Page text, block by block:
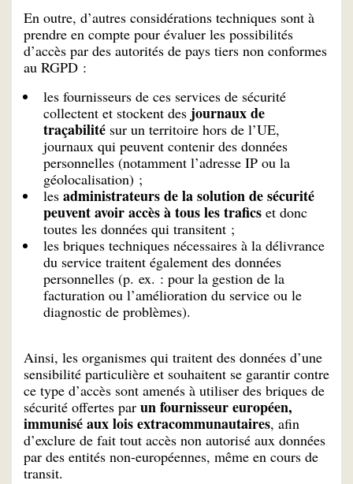
En outre, d’autres considérations techniques sont à
prendre en compte pour évaluer les possibilités
d’accès par des autorités de pays tiers non conformes
au RGPD :
les fournisseurs de ces services de sécurité
collectent et stockent des journaux de
traçabilité sur un territoire hors de l’UE,
journaux qui peuvent contenir des données
personnelles (notamment l’adresse IP ou la
géolocalisation) ;
les administrateurs de la solution de sécurité
peuvent avoir accès à tous les trafics et donc
toutes les données qui transitent ;
les briques techniques nécessaires à la délivrance
du service traitent également des données
personnelles (p. ex. : pour la gestion de la
facturation ou l’amélioration du service ou le
diagnostic de problèmes).
Ainsi, les organismes qui traitent des données d’une
sensibilité particulière et souhaitent se garantir contre
ce type d’accès sont amenés à utiliser des briques de
sécurité offertes par un fournisseur européen,
immunisé aux lois extracommunautaires, afin
d’exclure de fait tout accès non autorisé aux données
par des entités non-européennes, même en cours de
transit.